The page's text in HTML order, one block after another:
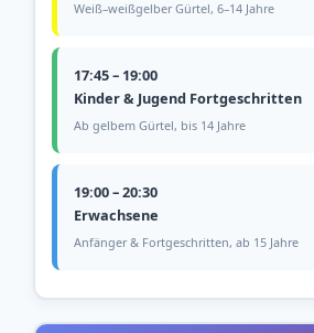
Weiß–weißgelber Gürtel, 6–14 Jahre
17:45 – 19:00
Kinder & Jugend Fortgeschritten
Ab gelbem Gürtel, bis 14 Jahre
19:00 – 20:30
Erwachsene
Anfänger & Fortgeschritten, ab 15 Jahre